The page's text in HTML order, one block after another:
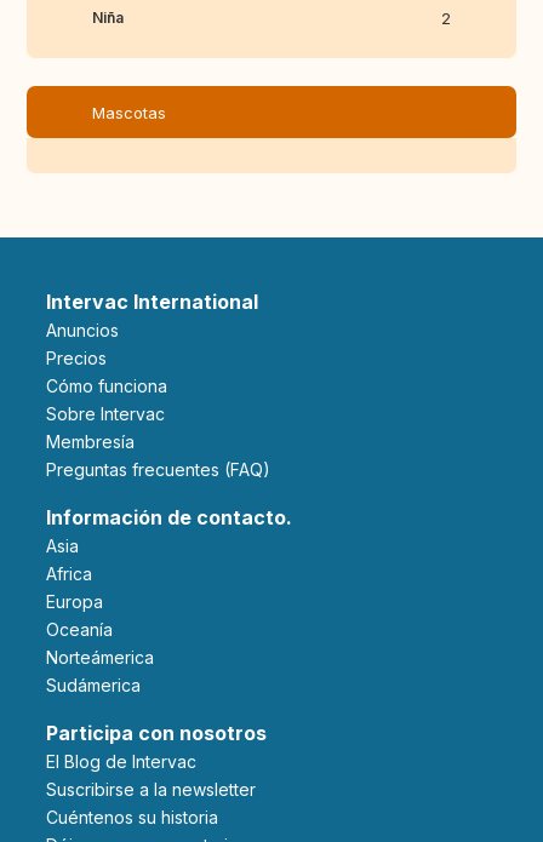
Niña 2
Mascotas
Intervac International
Anuncios
Precios
Cómo funciona
Sobre Intervac
Membresía
Preguntas frecuentes (FAQ)
Información de contacto.
Asia
Africa
Europa
Oceanía
Norteámerica
Sudámerica
Participa con nosotros
El Blog de Intervac
Suscribirse a la newsletter
Cuéntenos su historia